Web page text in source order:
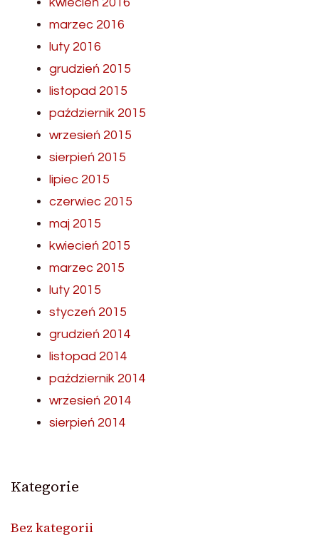
marzec 2016
luty 2016
grudzień 2015
listopad 2015
październik 2015
wrzesień 2015
sierpień 2015
lipiec 2015
czerwiec 2015
maj 2015
kwiecień 2015
marzec 2015
luty 2015
styczeń 2015
grudzień 2014
listopad 2014
październik 2014
wrzesień 2014
sierpień 2014
Kategorie
Bez kategorii